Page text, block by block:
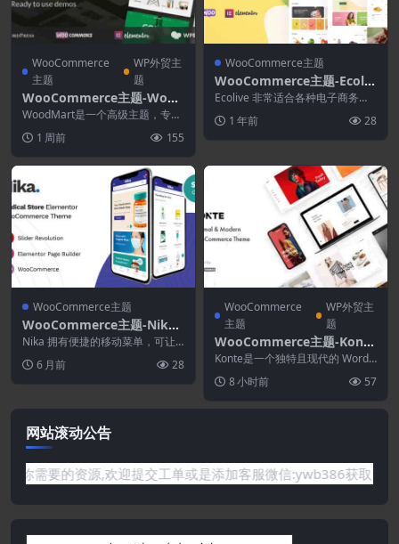
WooCommerce
主题
WP外贸主
题
WooCommerce主题-Wood
Mart 8.5.7-多用途WooCom
merce主题
WoodMart是一个高级主题，专为
优化...1 周前 155
WooCommerce主题
WooCommerce主题-Ecoliv
e 1.4.1–有机食品 WooCom
merce WordPress主题
Ecolive 非常适合各种电子商务网
店、有机饮料...
1 年前 28
WooCommerce主题
WooCommerce主题-Nika
1.2.16–医疗Elementor Wo
oCommerce主题
Nika 拥有便捷的移动菜单，可让
您的购物者轻松找到他们想要的商
品。您总共可以获...
6 月前 28
WooCommerce
主题
WP外贸主
题
WooCommerce主题-Konte
2.5.1–最小和现代的WooCo
mmerce WordPress主题
Konte是一个独特且现代的 WordP
ress 电子商务主题，使用 Boots...
8 小时前 57
网站滚动公告
要的资源,欢迎提交工单或是添加客服微信:ywb386获取帮助！